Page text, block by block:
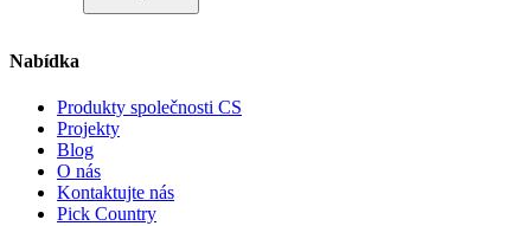
Nabídka
Produkty společnosti CS
Projekty
Blog
O nás
Kontaktujte nás
Pick Country